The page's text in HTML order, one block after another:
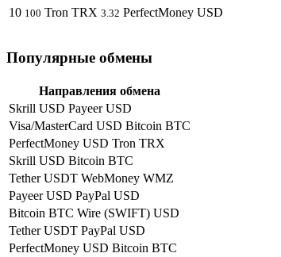
10 100 Tron TRX 3.32 PerfectMoney USD
Популярные обмены
Направления обмена
Skrill USD Payeer USD
Visa/MasterCard USD Bitcoin BTC
PerfectMoney USD Tron TRX
Skrill USD Bitcoin BTC
Tether USDT WebMoney WMZ
Payeer USD PayPal USD
Bitcoin BTC Wire (SWIFT) USD
Tether USDT PayPal USD
PerfectMoney USD Bitcoin BTC